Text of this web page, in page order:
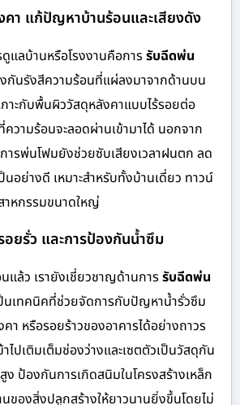
า แก้ปัญหาบ้านร้อนและเสียงดัง
แลบ้านหรือโรงงานคือการรับฉีดพ่น
กันรังสีความร้อนที่แผ่ลงมาจากด้านบน
กาะกับพื้นผิววัสดุหลังคาแบบไร้รอยต่อ
วามร้อนจะลอดผ่านเข้ามาได้ นอกจาก
ารพ่นโฟมยังช่วยซับเสียงเวลาฝนตก ลด
นอย่างดี เหมาะสำหรับทั้งบ้านเดี่ยว ทาวน์
าหกรรมขนาดใหญ่
ยรั่ว และการป้องกันน้ำซึม
แล้ว เรายังเชี่ยวชาญด้านการรับฉีดพ่น
นเทคนิคที่ช่วยจัดการกับปัญหาน้ำรั่วซึม
า หรือรอยร้าวของอาคารได้อย่างถาวร
ไปเติมเต็มช่องว่างและเซตตัวเป็นวัสดุกัน
ป้องกันการเกิดสนิมในโครงสร้างเหล็ก
นของสิ่งปลูกสร้างให้ยาวนานยิ่งขึ้นโดยไม่